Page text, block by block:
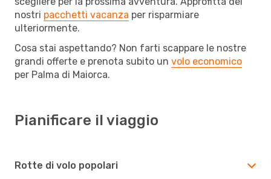
nostri pacchetti vacanza per risparmiare
ulteriormente.
Cosa stai aspettando? Non farti scappare le nostre
grandi offerte e prenota subito un volo economico
per Palma di Maiorca.
Pianificare il viaggio
Rotte di volo popolari